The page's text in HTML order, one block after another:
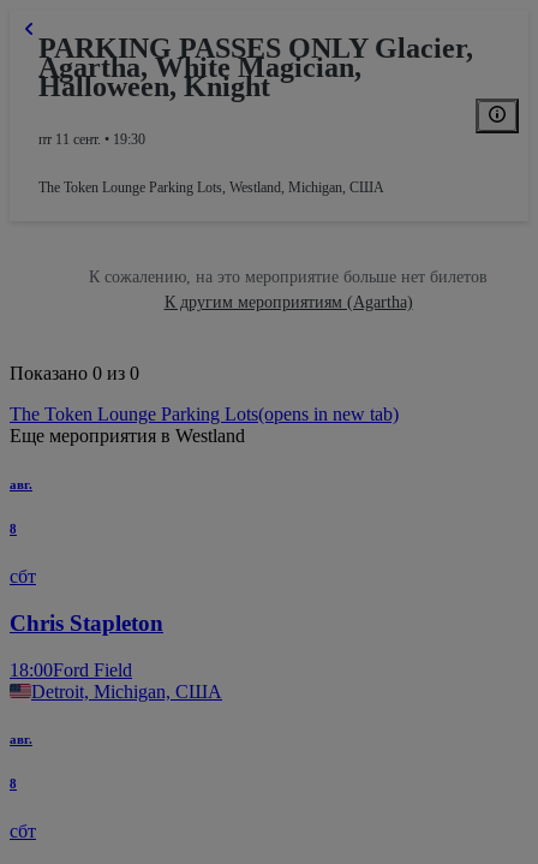
PARKING PASSES ONLY Glacier,
Agartha, White Magician,
Halloween, Knight
пт 11 сент. • 19:30
The Token Lounge Parking Lots, Westland, Michigan, США
К сожалению, на это мероприятие больше нет билетов
К другим мероприятиям (Agartha)
Показано 0 из 0
The Token Lounge Parking Lots(opens in new tab)
Еще мероприятия в Westland
авг.
8
сбт
Chris Stapleton
18:00Ford Field
Detroit, Michigan, США
авг.
8
сбт